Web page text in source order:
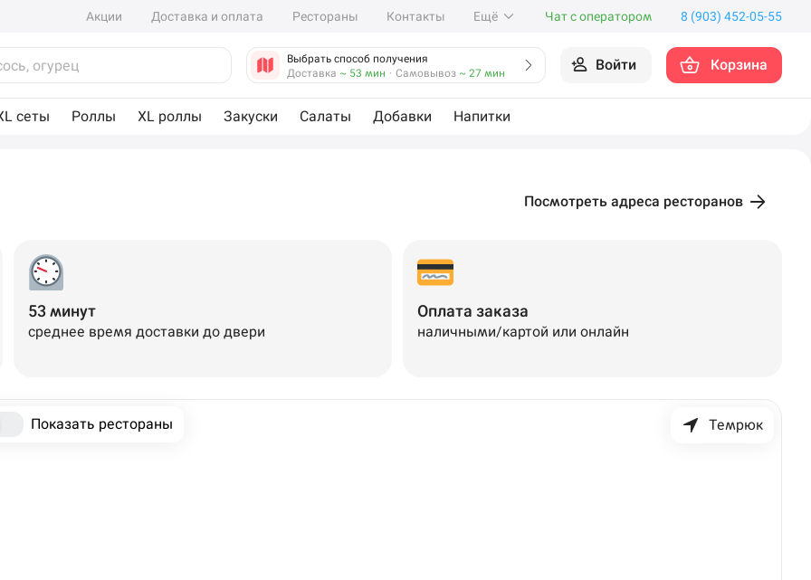
Акции Доставка и оплата Рестораны Контакты Ещё Чат с оператором 8 (903) 452-05-55
Выбрать способ получения
Доставка ~ 53 мин · Самовывоз ~ 27 мин Войти Корзина
сеты Роллы XL роллы Закуски Салаты Добавки Напитки
53 минут
среднее время доставки до двери
Оплата заказа
наличными/картой или онлайн
Показать рестораны Темрюк
Посмотреть адреса ресторанов